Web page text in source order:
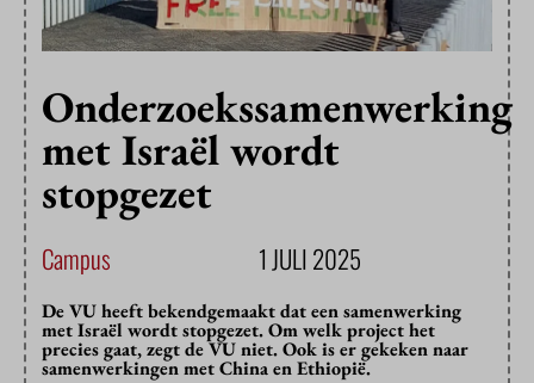
Onderzoekssamenwerking
met Israël wordt
stopgezet
Campus 1 JULI 2025
De VU heeft bekendgemaakt dat een samenwerking
met Israël wordt stopgezet. Om welk project het
precies gaat, zegt de VU niet. Ook is er gekeken naar
samenwerkingen met China en Ethiopië.